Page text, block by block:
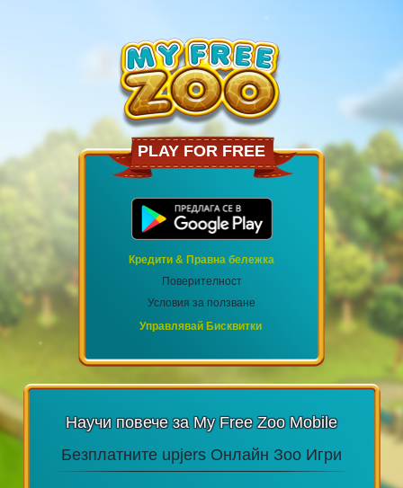
PLAY FOR FREE
Кредити & Правна бележка
Поверителност
Условия за ползване
Управлявай Бисквитки
Научи повече за My Free Zoo Mobile
Безплатните upjers Онлайн Зоо Игри